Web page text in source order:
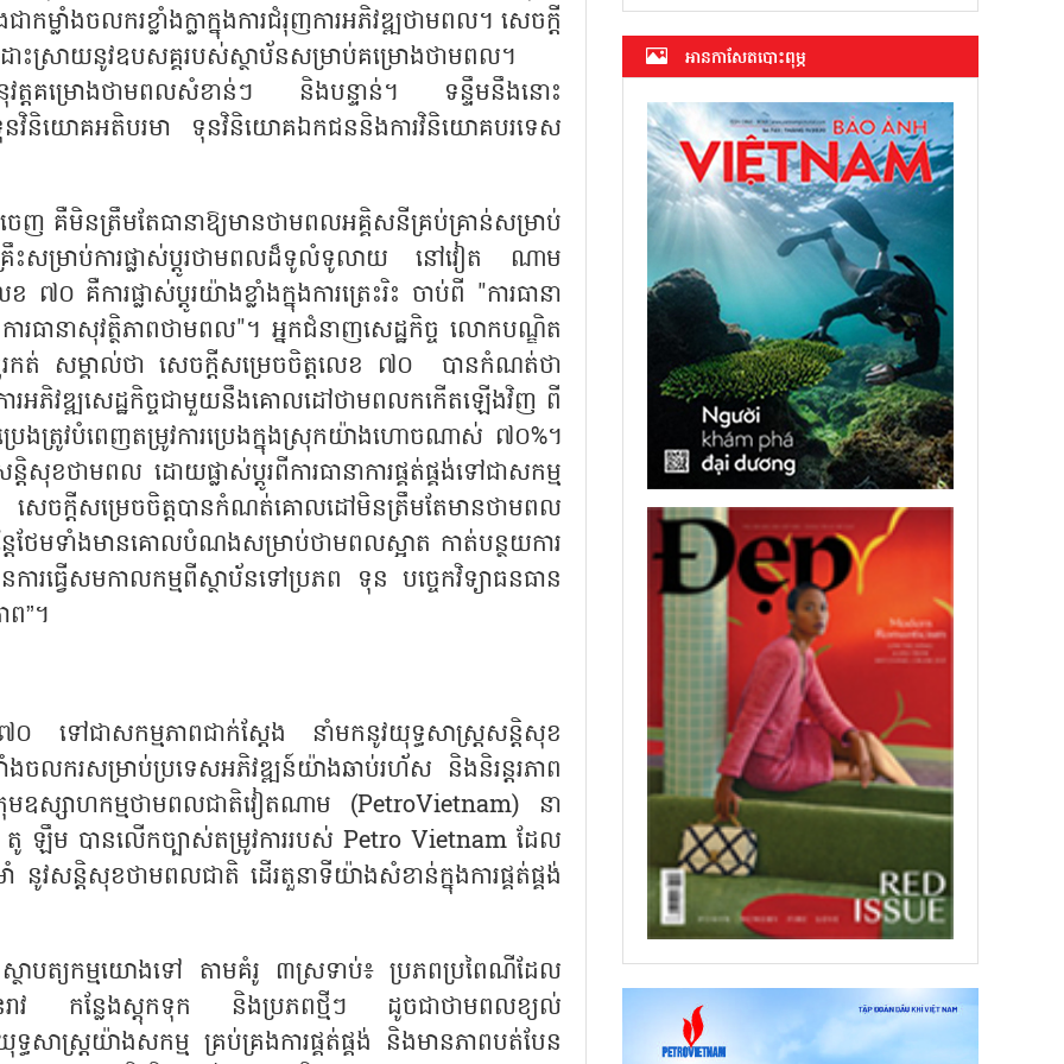
កម្លាំងចលករខ្លាំងក្លាក្នុងការជំរុញការអភិវឌ្ឍថាមពល។ សេចក្តី
ោះស្រាយនូវឧបសគ្គរបស់ស្ថាប័នសម្រាប់គម្រោងថាមពល។
នុវត្តគម្រោងថាមពលសំខាន់ៗ និងបន្ទាន់។ ទន្ទឹមនឹងនោះ
វិនិយោគអតិបរមា ទុនវិនិយោគឯកជននិងការវិនិយោគបរទេស
គឺមិនត្រឹមតែធានាឱ្យមានថាមពលអគ្គិសនីគ្រប់គ្រាន់សម្រាប់
រឹះសម្រាប់ការផ្លាស់ប្តូរថាមពលដ៏ទូលំទូលាយ នៅវៀត ណាម
គឺការផ្លាស់ប្តូរយ៉ាងខ្លាំងក្នុងការត្រេះរិះ ចាប់ពី "ការធានា
ារធានាសុវត្ថិភាពថាមពល"។ អ្នកជំនាញសេដ្ឋកិច្ច លោកបណ្ឌិត
រកត់ សម្គាល់ថា សេចក្តីសម្រេចចិត្តលេខ ៧០ បានកំណត់ថា
អភិវឌ្ឍសេដ្ឋកិច្ចជាមួយនឹងគោលដៅថាមពលកកើតឡើងវិញ ពី
ងត្រូវបំពេញតម្រូវការប្រេងក្នុងស្រុកយ៉ាងហោចណាស់ ៧០%។
ខថាមពល ដោយផ្លាស់ប្តូរពីការធានាការផ្គត់ផ្គង់ទៅជាសកម្ម
េចក្តីសម្រេចចិត្តបានកំណត់គោលដៅមិនត្រឹមតែមានថាមពល
ែថែមទាំងមានគោលបំណងសម្រាប់ថាមពលស្អាត កាត់បន្ថយការ
រធ្វើសមកាលកម្មពីស្ថាប័នទៅប្រភព ទុន បច្ចេកវិទ្យាធនធាន
ព”។
០ ទៅជាសកម្មភាពជាក់ស្តែង នាំមកនូវយុទ្ធសាស្ត្រសន្តិសុខ
ងចលករសម្រាប់ប្រទេសអភិវឌ្ឍន៍យ៉ាងឆាប់រហ័ស និងនិរន្តរភាព
មឧស្សាហកម្មថាមពលជាតិវៀតណាម (PetroVietnam) នា
ឡឹម បានលើកច្បាស់តម្រូវការរបស់ Petro Vietnam ដែល
មាំ នូវសន្តិសុខថាមពលជាតិ ដើរតួនាទីយ៉ាងសំខាន់ក្នុងការផ្គត់ផ្គង់
ស្ថាបត្យកម្មយោងទៅ តាមគំរូ ៣ស្រទាប់៖ ប្រភពប្រពៃណីដែល
ាវ កន្លែងស្តុកទុក និងប្រភពថ្មីៗ ដូចជាថាមពលខ្យល់
ធសាស្រ្តយ៉ាងសកម្ម គ្រប់គ្រងការផ្គត់ផ្គង់ និងមានភាពបត់បែន
អាន​កាសែត​បោះពុម្ភ